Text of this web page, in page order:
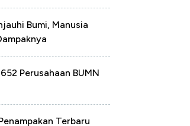
Bumi, Manusia
Perusahaan BUMN
Terbaru